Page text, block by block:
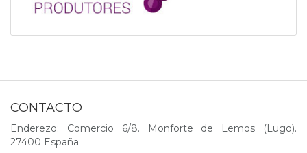
CONTACTO
Enderezo: Comercio 6/8. Monforte de Lemos (Lugo).
27400 España